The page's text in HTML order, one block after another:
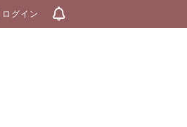
ログイン